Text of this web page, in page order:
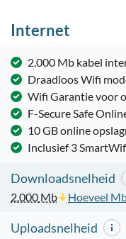
Internet
2.000 Mb kabel
Draadloos Wifi
Wifi Garantie voor
F-Secure Safe
10 GB online
Inclusief 3
Downloadsnelheid
2.000 Mb Hoeveel
Uploadsnelheid